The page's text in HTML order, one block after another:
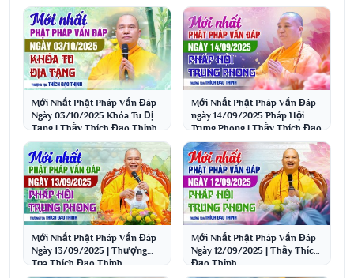
Mới Nhất Phật Pháp Vấn Đáp
Ngày 03/10/2025 Khóa Tu Địa
Tạng | Thầy Thích Đạo Thịnh
Mới Nhất Phật Pháp Vấn Đáp
ngày 14/09/2025 Pháp Hội
Trung Phong | Thầy Thích Đạo
Thịnh
Mới Nhất Phật Pháp Vấn Đáp
Ngày 13/09/2025 | Thượng
Tọa Thích Đạo Thịnh
Mới Nhất Phật Pháp Vấn Đáp
Ngày 12/09/2025 | Thầy Thích
Đạo Thịnh